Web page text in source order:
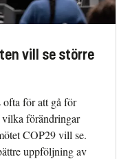
vill se större
för att gå för
vilka förändringar
COP29 vill se.
uppföljning av